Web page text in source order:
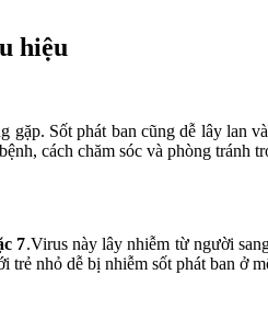
hiệu
gặp. Sốt phát ban cũng dễ lây lan
cách chăm sóc và phòng tránh
7.Virus này lây nhiễm từ người
nhỏ dễ bị nhiễm sốt phát ban ở